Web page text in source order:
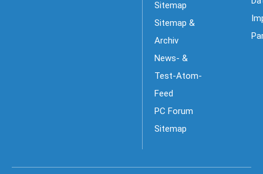
Sitemap
Sitemap &
Archiv
News- &
Test-Atom-
Feed
PC Forum
Sitemap